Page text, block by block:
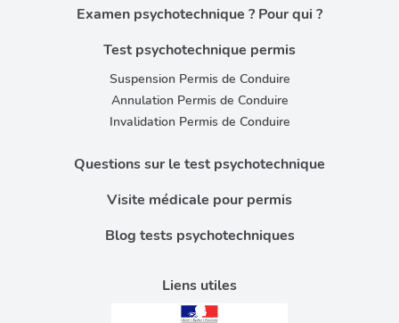
Liens utiles
Examen psychotechnique ? Pour qui ?
Test psychotechnique permis
Suspension Permis de Conduire
Annulation Permis de Conduire
Invalidation Permis de Conduire
Questions sur le test psychotechnique
Visite médicale pour permis
Blog tests psychotechniques